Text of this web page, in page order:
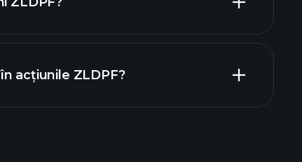
rapoartele financiare
acțiunile ZLDPF?